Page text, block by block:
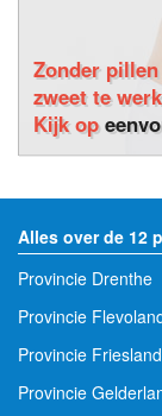
Zonder
zweet te
Kijk op
Alles over de 12
Provincie Drenthe
Provincie
Provincie Friesland
Provincie